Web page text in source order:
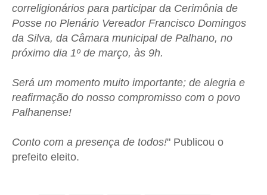
correligionários para participar da Cerimônia de
Posse no Plenário Vereador Francisco Domingos
da Silva, da Câmara municipal de Palhano, no
próximo dia 1º de março, às 9h.
Será um momento muito importante; de alegria e
reafirmação do nosso compromisso com o povo
Palhanense!
Conto com a presença de todos!" Publicou o
prefeito eleito.